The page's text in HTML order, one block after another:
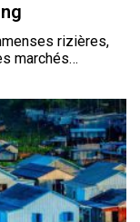
rizières,
marchés…